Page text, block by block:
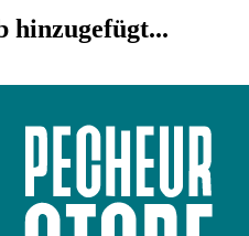
hinzugefügt...